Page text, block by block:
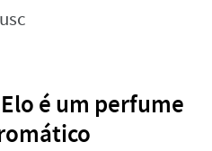
é um perfume